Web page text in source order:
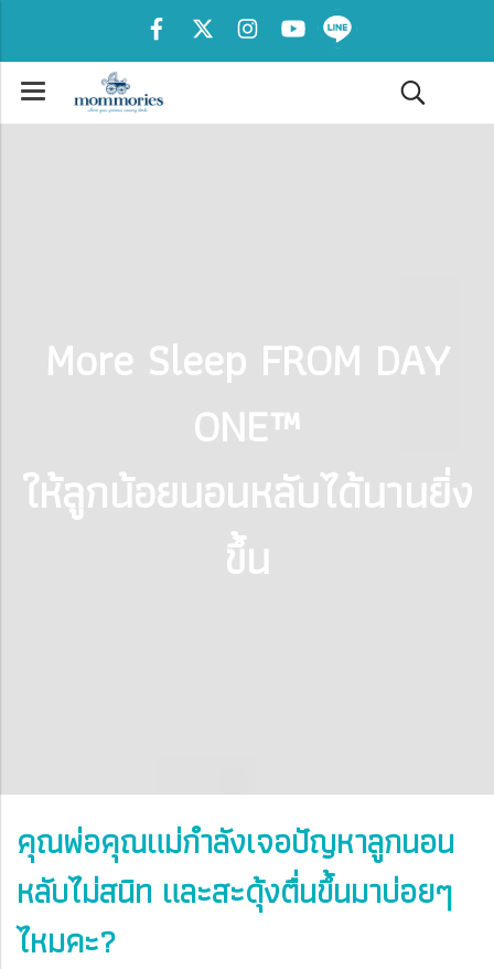
More Sleep FROM DAY
ONE™
ให้ลูกน้อยนอนหลับได้นานยิ่ง
ขึ้น
คุณพ่อคุณแม่กำลังเจอปัญหาลูกนอน
หลับไม่สนิท และสะดุ้งตื่นขึ้นมาบ่อยๆ
ไหมคะ?